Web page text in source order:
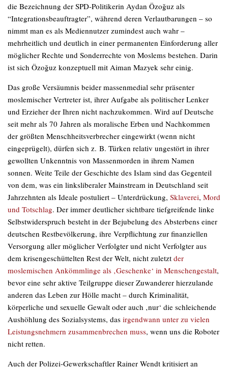
die Bezeichnung der SPD-Politikerin Aydan Özoğuz als
“Integrationsbeauftragter”, während deren Verlautbarungen – so
nimmt man es als Mediennutzer zumindest auch wahr –
mehrheitlich und deutlich in einer permanenten Einforderung aller
möglicher Rechte und Sonderrechte von Moslems bestehen. Darin
ist sich Özoğuz konzeptuell mit Aiman Mazyek sehr einig.
Das große Versäumnis beider massenmedial sehr präsenter
moslemischer Vertreter ist, ihrer Aufgabe als politischer Lenker
und Erzieher der Ihren nicht nachzukommen. Wird auf Deutsche
seit mehr als 70 Jahren als moralische Erben und Nachkommen
der größten Menschheitsverbrecher eingewirkt (wenn nicht
eingeprügelt), dürfen sich z. B. Türken relativ ungestört in ihrer
gewollten Unkenntnis von Massenmorden in ihrem Namen
sonnen. Weite Teile der Geschichte des Islam sind das Gegenteil
von dem, was ein linksliberaler Mainstream in Deutschland seit
Jahrzehnten als Ideale postuliert – Unterdrückung, Sklaverei, Mord
und Totschlag. Der immer deutlicher sichtbare tiefgreifende linke
Selbstwiderspruch besteht in der Bejubelung des Absterbens einer
deutschen Restbevölkerung, ihre Verpflichtung zur finanziellen
Versorgung aller möglicher Verfolgter und nicht Verfolgter aus
dem krisengeschüttelten Rest der Welt, nicht zuletzt der
moslemischen Ankömmlinge als ‚Geschenke‘ in Menschengestalt,
bevor eine sehr aktive Teilgruppe dieser Zuwanderer hierzulande
anderen das Leben zur Hölle macht – durch Kriminalität,
körperliche und sexuelle Gewalt oder auch ‚nur‘ die schleichende
Aushöhlung des Sozialsystems, das irgendwann unter zu vielen
Leistungsnehmern zusammenbrechen muss, wenn uns die Roboter
nicht retten.
Auch der Polizei-Gewerkschaftler Rainer Wendt kritisiert an